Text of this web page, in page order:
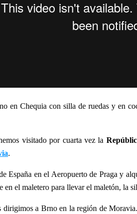
en Chequia con silla de ruedas y en
visitado por cuarta vez la
.
España en el Aeropuerto de Praga y
en el maletero para llevar el maletón, la
dirigimos a Brno en la región de